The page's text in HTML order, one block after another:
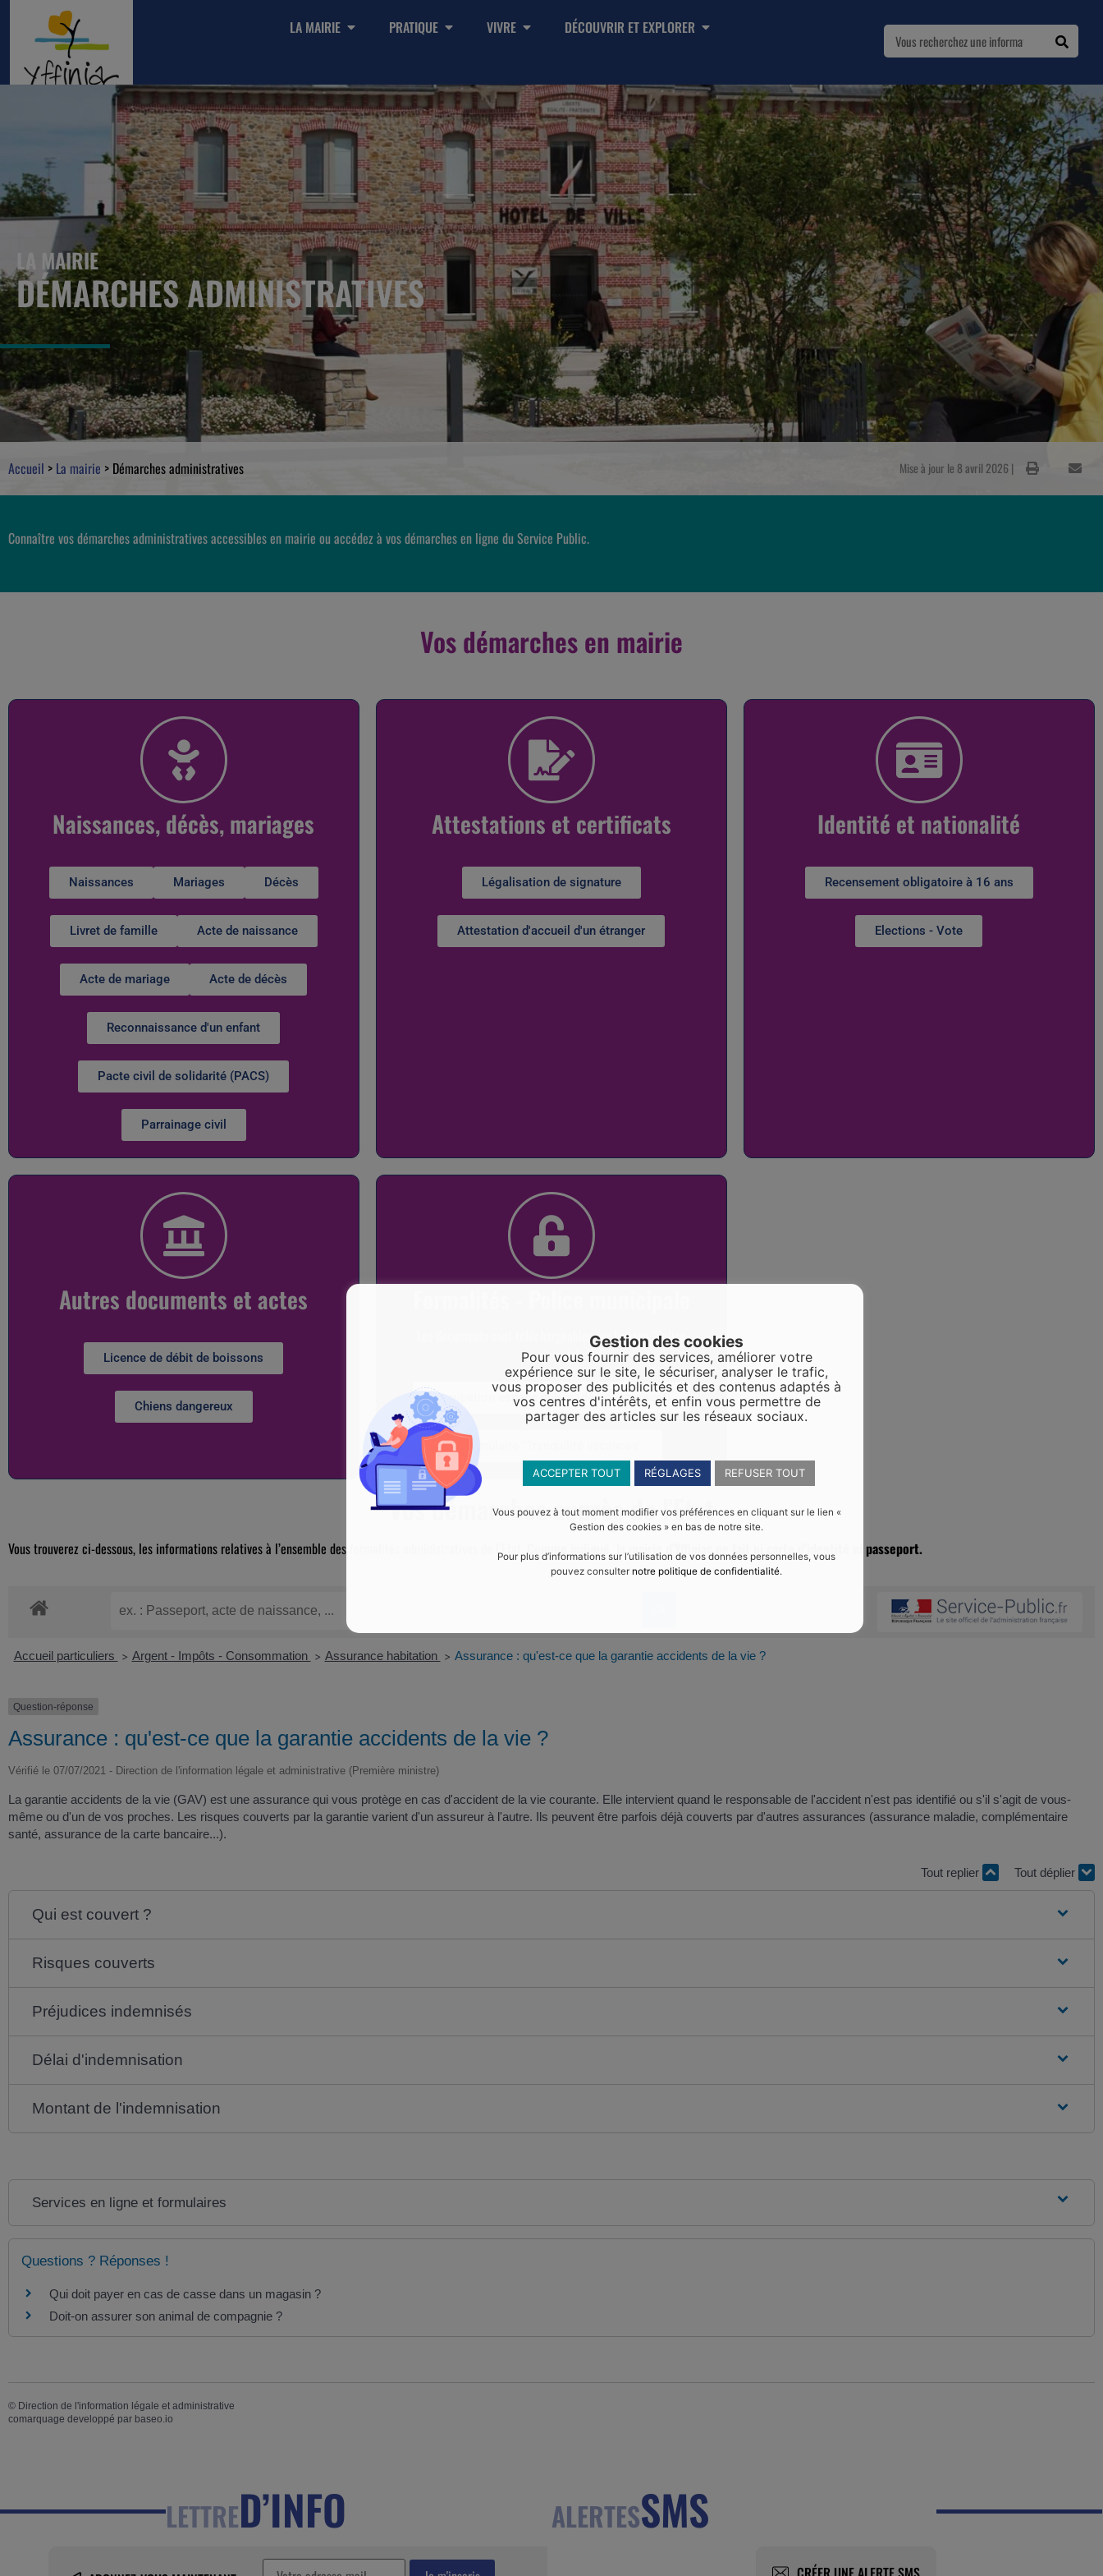
LA MAIRIE PRATIQUE VIVRE DÉCOUVRIR ET EXPLORER
LA MAIRIE
DÉMARCHES ADMINISTRATIVES
Accueil > La mairie > Démarches administratives Mise à jour le 8 avril 2026 |
Connaître vos démarches administratives accessibles en mairie ou accédez à vos démarches en ligne du Service Public.
Vos démarches en mairie
Naissances, décès, mariages
Naissances Mariages Décès
Livret de famille Acte de naissance
Acte de mariage Acte de décès
Reconnaissance d'un enfant
Pacte civil de solidarité (PACS)
Parrainage civil
Attestations et certificats
Légalisation de signature
Attestation d'accueil d'un étranger
Identité et nationalité
Recensement obligatoire à 16 ans
Elections - Vote
Autres documents et actes
Licence de débit de boissons
Chiens dangereux
Les documents sont téléchargeables sur la page "Police
municipale"
Occupation espace public (déménagement)
Formulaire "Tranquilité vacances"
Vos démarches auprès de l'Etat
Vous trouverez ci-dessous, les informations relatives à l’ensemble des formalités administratives de l’Etat. Comme indiqué, la mairie d’Yffiniac ne fait ni carte d’identité ni passeport.
Accueil particuliers > Argent - Impôts - Consommation > Assurance habitation > Assurance : qu'est-ce que la garantie accidents de la vie ?
Question-réponse
Assurance : qu'est-ce que la garantie accidents de la vie ?
Vérifié le 07/07/2021 - Direction de l'information légale et administrative (Première ministre)
La garantie accidents de la vie (GAV) est une assurance qui vous protège en cas d'accident de la vie courante. Elle intervient quand le responsable de l'accident n'est pas identifié ou s'il s'agit de vous-
même ou d'un de vos proches. Les risques couverts par la garantie varient d'un assureur à l'autre. Ils peuvent être parfois déjà couverts par d'autres assurances (assurance maladie, complémentaire
santé, assurance de la carte bancaire...).
Tout replier Tout déplier
Qui est couvert ?
Risques couverts
Préjudices indemnisés
Délai d'indemnisation
Montant de l'indemnisation
Services en ligne et formulaires
Questions ? Réponses !
Qui doit payer en cas de casse dans un magasin ?
Doit-on assurer son animal de compagnie ?
© Direction de l'information légale et administrative
comarquage developpé par baseo.io
LETTRED’INFO ALERTESSMS
Gestion des cookies
Pour vous fournir des services, améliorer votre
expérience sur le site, le sécuriser, analyser le trafic,
vous proposer des publicités et des contenus adaptés à
vos centres d'intérêts, et enfin vous permettre de
partager des articles sur les réseaux sociaux.
ACCEPTER TOUT RÉGLAGES REFUSER TOUT
Vous pouvez à tout moment modifier vos préférences en cliquant sur le lien «
Gestion des cookies » en bas de notre site.
Pour plus d’informations sur l’utilisation de vos données personnelles, vous
pouvez consulter notre politique de confidentialité.